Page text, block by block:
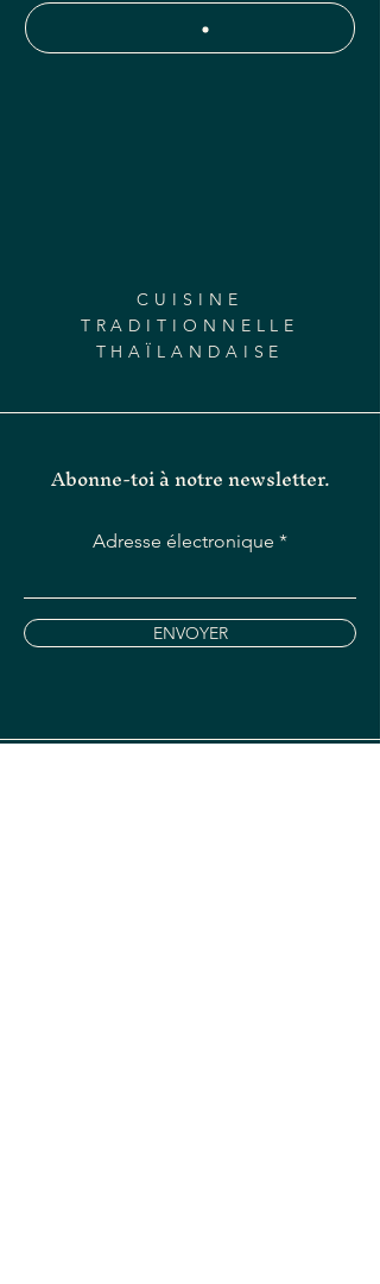
CUISINE
TRADITIONNELLE
THAÏLANDAISE
Abonne-toi à notre newsletter.
Adresse électronique
ENVOYER